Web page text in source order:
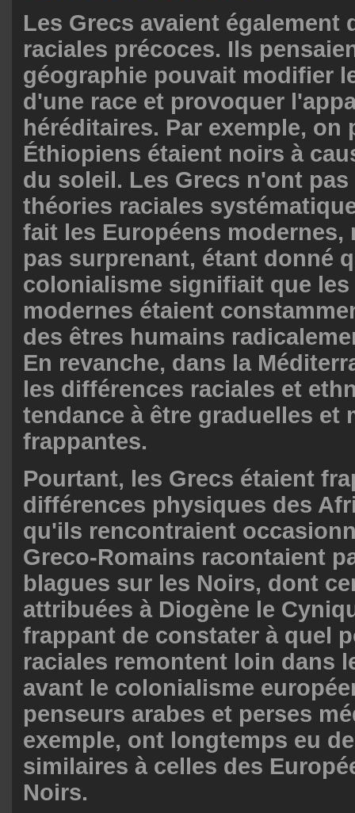
Les Grecs avaient également
raciales précoces. Ils
géographie pouvait modifier
d'une race et provoquer
héréditaires. Par exemple, on
Éthiopiens étaient noirs à
du soleil. Les Grecs n'ont
théories raciales
fait les Européens modernes,
pas surprenant, étant donné
colonialisme signifiait que les
modernes étaient
des êtres humains
En revanche, dans la
les différences raciales et
tendance à être graduelles et
frappantes.
Pourtant, les Grecs étaient
différences physiques des
qu'ils rencontraient
Greco-Romains racontaient
blagues sur les Noirs, dont
attribuées à Diogène le
frappant de constater à quel
raciales remontent loin dans
avant le colonialisme
penseurs arabes et perses
exemple, ont longtemps eu
similaires à celles des
Noirs.